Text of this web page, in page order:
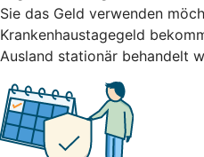
Sie das Geld verwenden
Krankenhaustagegeld
Ausland stationär behandelt